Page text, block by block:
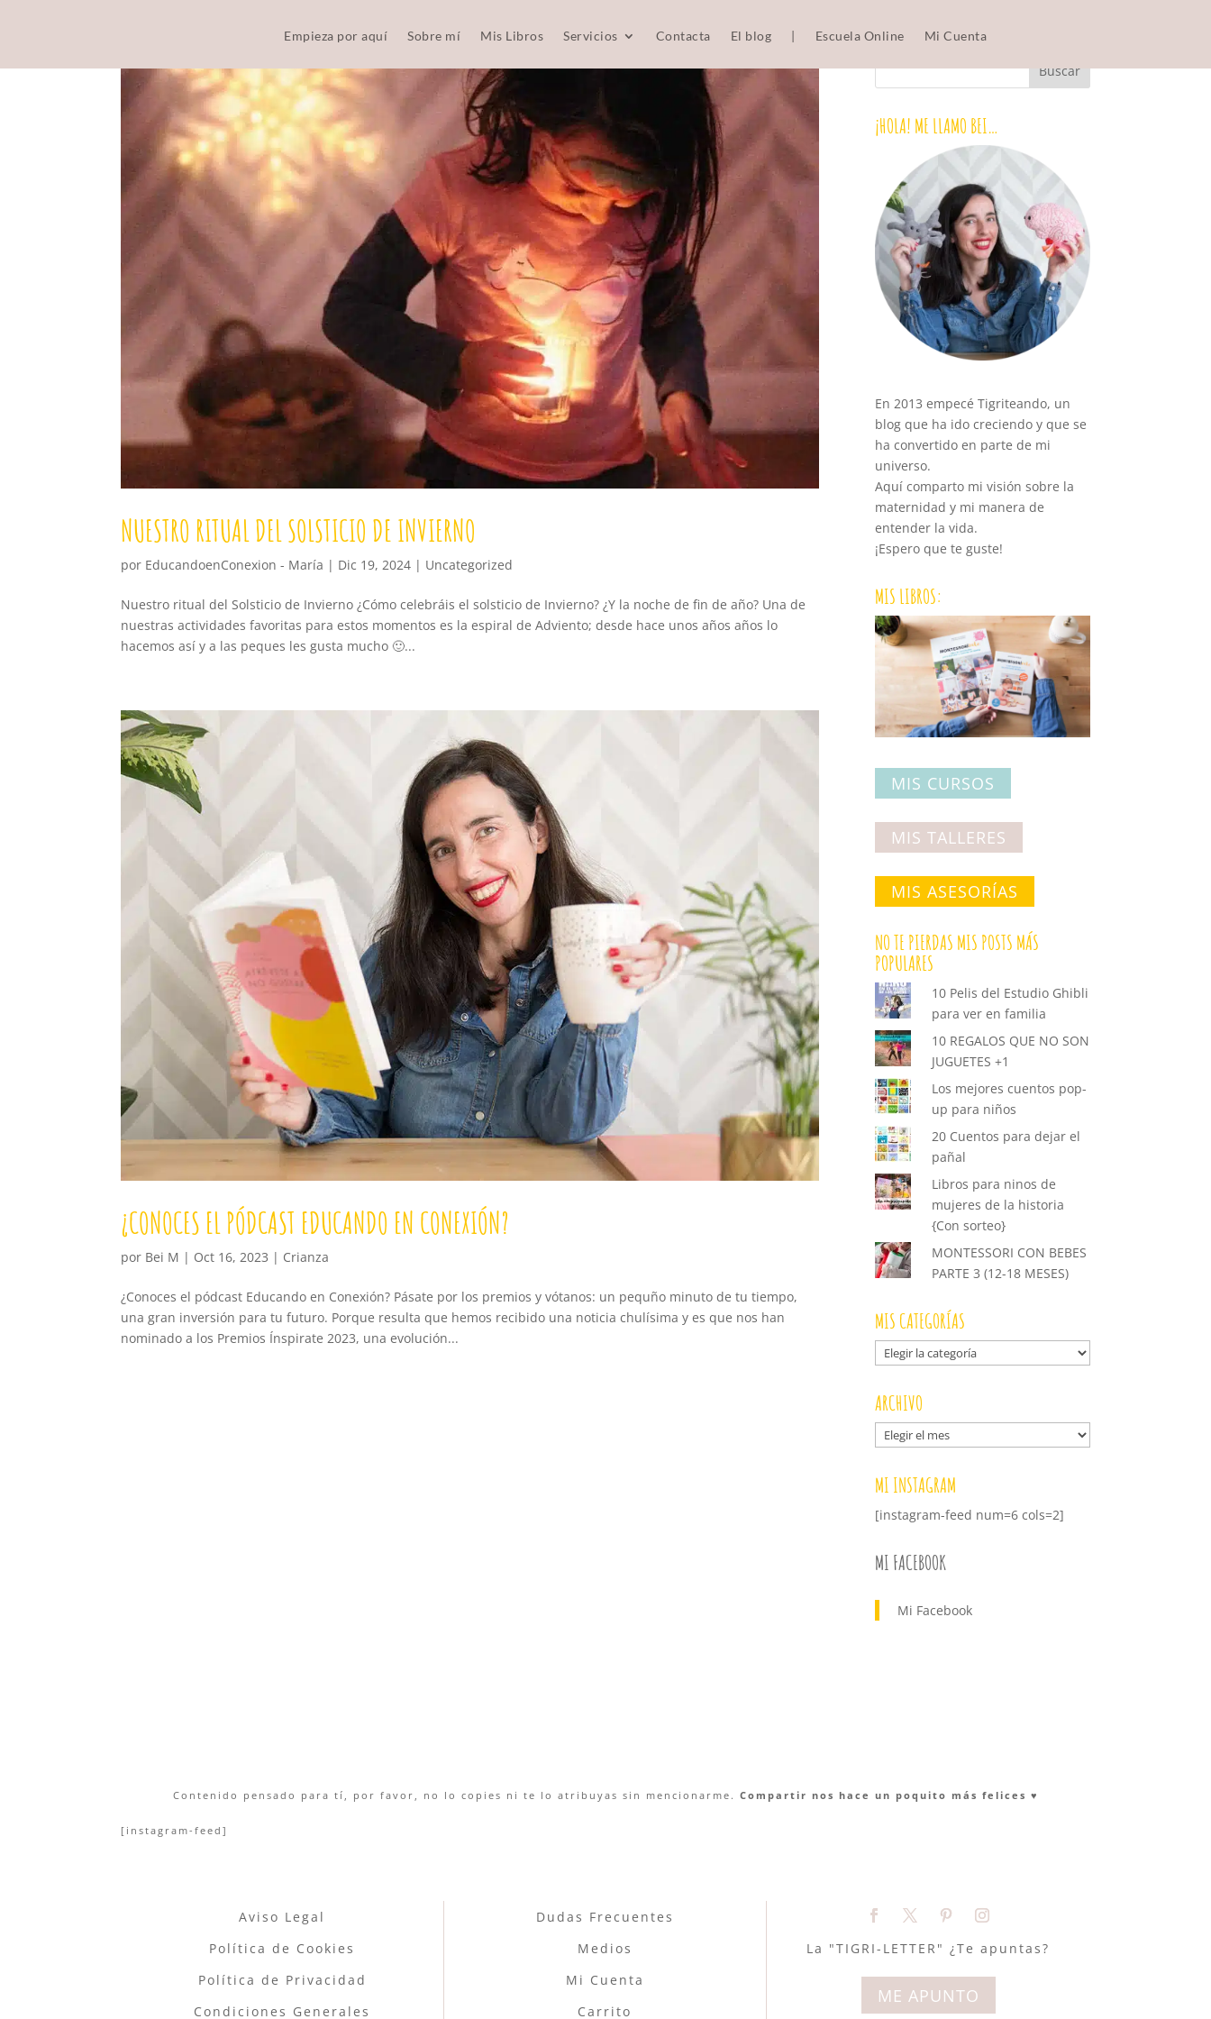
Empieza por aquí Sobre mí Mis Libros Servicios Contacta El blog | Escuela Online Mi Cuenta
NUESTRO RITUAL DEL SOLSTICIO DE INVIERNO
por EducandoenConexion - María | Dic 19, 2024 | Uncategorized
Nuestro ritual del Solsticio de Invierno ¿Cómo celebráis el solsticio de Invierno? ¿Y la noche de fin de año? Una de
nuestras actividades favoritas para estos momentos es la espiral de Adviento; desde hace unos años años lo
hacemos así y a las peques les gusta mucho 🙂...
¿CONOCES EL PÓDCAST EDUCANDO EN CONEXIÓN?
por Bei M | Oct 16, 2023 | Crianza
¿Conoces el pódcast Educando en Conexión? Pásate por los premios y vótanos: un pequño minuto de tu tiempo,
una gran inversión para tu futuro. Porque resulta que hemos recibido una noticia chulísima y es que nos han
nominado a los Premios Ínspirate 2023, una evolución...
¡HOLA! ME LLAMO BEI…
En 2013 empecé Tigriteando, un
blog que ha ido creciendo y que se
ha convertido en parte de mi
universo.
Aquí comparto mi visión sobre la
maternidad y mi manera de
entender la vida.
¡Espero que te guste!
MIS LIBROS:
MIS CURSOS
MIS TALLERES
MIS ASESORÍAS
NO TE PIERDAS MIS POSTS MÁS
POPULARES
10 Pelis del Estudio Ghibli
para ver en familia
10 REGALOS QUE NO SON
JUGUETES +1
Los mejores cuentos pop-
up para niños
20 Cuentos para dejar el
pañal
Libros para ninos de
mujeres de la historia
{Con sorteo}
MONTESSORI CON BEBES
PARTE 3 (12-18 MESES)
MIS CATEGORÍAS
Mis
categorías
ARCHIVO
Archivo
MI INSTAGRAM
[instagram-feed num=6 cols=2]
MI FACEBOOK
Mi Facebook
Contenido pensado para tí, por favor, no lo copies ni te lo atribuyas sin mencionarme. Compartir nos hace un poquito más felices ♥︎
[instagram-feed]
Aviso Legal
Política de Cookies
Política de Privacidad
Condiciones Generales
Dudas Frecuentes
Medios
Mi Cuenta
Carrito
La "TIGRI-LETTER" ¿Te apuntas?
ME APUNTO